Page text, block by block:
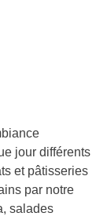
jour différents
et pâtisseries
par notre
salades